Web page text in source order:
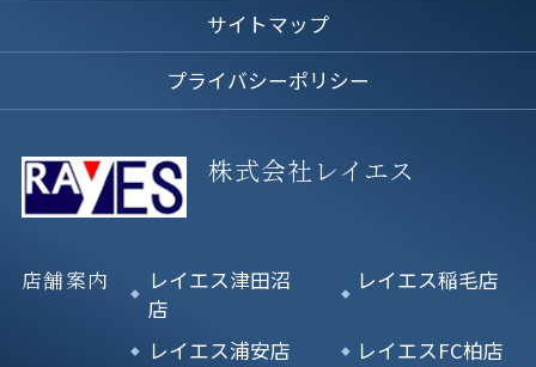
サイトマップ
プライバシーポリシー
株式会社レイエス
店舗案内
レイエス津田沼
店
レイエス稲毛店
レイエス浦安店
レイエスFC柏店